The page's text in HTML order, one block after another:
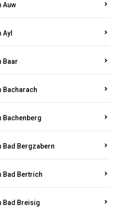
Auw
Ayl
Baar
Bacharach
Bachenberg
Bad Bergzabern
Bad Bertrich
Bad Breisig